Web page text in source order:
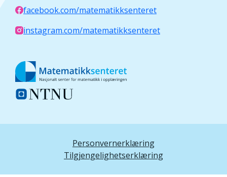
facebook.com/matematikksenteret
instagram.com/matematikksenteret
Personvernerklæring
Tilgjengelighetserklæring